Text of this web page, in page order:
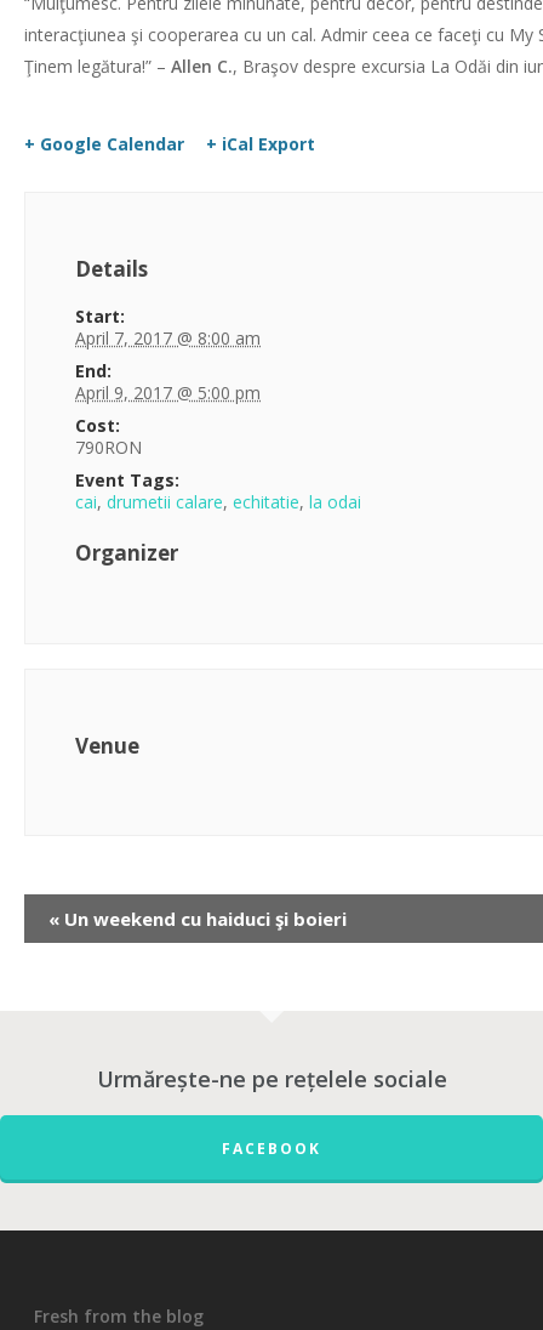
interacţiunea şi cooperarea cu un cal. Admir ceea ce faceţi cu
Ţinem legătura!” – Allen C., Braşov despre excursia La Odăi din
+ Google Calendar + iCal Export
Details
Start:
April 7, 2017 @ 8:00 am
End:
April 9, 2017 @ 5:00 pm
Cost:
790RON
Event Tags:
cai,drumetii calare,echitatie,la odai
Organizer
Venue
« Un weekend cu haiduci şi boieri
Urmărește-ne pe rețelele sociale
FACEBOOK
Fresh from the blog